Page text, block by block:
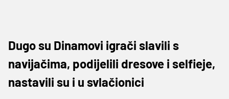
Dugo su Dinamovi igrači slavili s
navijačima, podijelili dresove i selfieje,
nastavili su i u svlačionici